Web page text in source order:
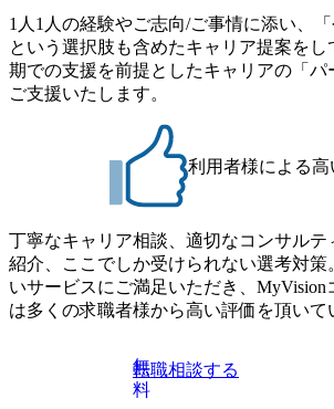
流改革/需給プロセス改革)【SSC SU】 ・
プロセス分析・AI活用_Sustainable SCM
Consultant職)≪東京・大阪≫ ・コンサル
プンポジション)【SCS SU】 ※当日は全
どはなく、個別選考のみの実施を予定
りの拘束時間は1時間～最大2時間半程度
※1次面接と最終面接の間をなるべく空
おりますが、調整が叶わないケースもご
ン 書類選考通過者
・プログラム期間中はコンサルタントと
ェクトのご紹介、ケースワークショップ
・10月17日(土)開催の選考会にて採用面
す ※ご都合が合わない方は別途調整い
ラインまたはオフラインの実施 ※東京オ
募となります。他オフィス希望を含めた
たしかねますのでご了承ください ● フル
歴を2年以上お持ちの方で、東京オフィ
ポジションに応募意思がある方 ● 英語・
ネスレベルの方 ※日本語が母国語でな
試験N1またはそれ相当の上級レベルの日
力)
1人1人の経験やご志向/ご事情に添い、「
という選択肢も含めたキャリア提案を
期での支援を前提としたキャリアの「パ
ご支援いたします。
利用者様による高
丁寧なキャリア相談、適切なコンサルテ
紹介、ここでしか受けられない選考対策
いサービスにご満足いただき、MyVision
は多くの求職者様から高い評価を頂いて
無
料
転職相談する